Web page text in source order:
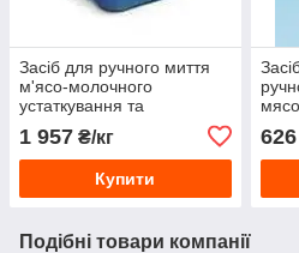
Засіб для ручного миття
м'ясо-молочного
устаткування та
1 957 ₴/кг
Купити
626
Подібні товари компанії